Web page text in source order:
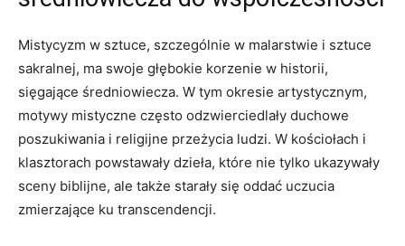
Mistycyzm w sztuce, szczególnie w malarstwie i sztuce
sakralnej, ma swoje głębokie korzenie w historii,
sięgające średniowiecza. W tym okresie artystycznym,
motywy mistyczne często odzwierciedlały duchowe
poszukiwania i religijne przeżycia ludzi. W kościołach i
klasztorach powstawały dzieła, które nie tylko ukazywały
sceny biblijne, ale także starały się oddać uczucia
zmierzające ku transcendencji.